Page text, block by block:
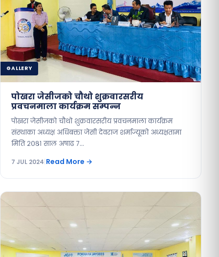
GALLERY
पोखरा जेसीजको चौथो शुक्रवारसरीय
प्रवचनमाला कार्यक्रम सम्पन्न
पोखरा जेसीजको चौथो शुक्रवारसरीय प्रवचनमाला कार्यक्रम
संस्थाका अध्यक्ष अधिबक्ता जेसी देवराज शर्माज्यूको अध्यक्षतामा
मिति २०८१ साल अषाढ ७…
7 JUL 2024 Read More →